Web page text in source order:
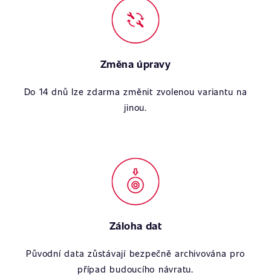
Změna úpravy
Do 14 dnů lze zdarma změnit zvolenou variantu na
jinou.
Záloha dat
Původní data zůstávají bezpečně archivována pro
případ budoucího návratu.